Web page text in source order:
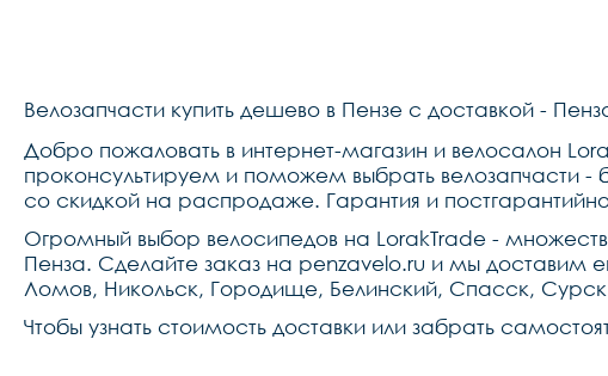
Велозапчасти купить дешево в Пензе с доставкой -
Добро пожаловать в интернет-магазин и велосалон
проконсультируем и поможем выбрать велозапчасти -
со скидкой на распродаже. Гарантия и
Огромный выбор велосипедов на LorakTrade -
Пенза. Сделайте заказ на penzavelo.ru и мы доставим
Ломов, Никольск, Городище, Белинский, Спасск,
Чтобы узнать стоимость доставки или забрать